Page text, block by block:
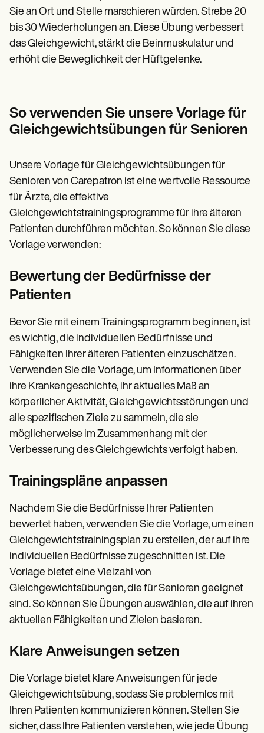
Sie an Ort und Stelle marschieren würden. Strebe 20
bis 30 Wiederholungen an. Diese Übung verbessert
das Gleichgewicht, stärkt die Beinmuskulatur und
erhöht die Beweglichkeit der Hüftgelenke.
So verwenden Sie unsere Vorlage für
Gleichgewichtsübungen für Senioren
Unsere Vorlage für Gleichgewichtsübungen für
Senioren von Carepatron ist eine wertvolle Ressource
für Ärzte, die effektive
Gleichgewichtstrainingsprogramme für ihre älteren
Patienten durchführen möchten. So können Sie diese
Vorlage verwenden:
Bewertung der Bedürfnisse der
Patienten
Bevor Sie mit einem Trainingsprogramm beginnen, ist
es wichtig, die individuellen Bedürfnisse und
Fähigkeiten Ihrer älteren Patienten einzuschätzen.
Verwenden Sie die Vorlage, um Informationen über
ihre Krankengeschichte, ihr aktuelles Maß an
körperlicher Aktivität, Gleichgewichtsstörungen und
alle spezifischen Ziele zu sammeln, die sie
möglicherweise im Zusammenhang mit der
Verbesserung des Gleichgewichts verfolgt haben.
Trainingspläne anpassen
Nachdem Sie die Bedürfnisse Ihrer Patienten
bewertet haben, verwenden Sie die Vorlage, um einen
Gleichgewichtstrainingsplan zu erstellen, der auf ihre
individuellen Bedürfnisse zugeschnitten ist. Die
Vorlage bietet eine Vielzahl von
Gleichgewichtsübungen, die für Senioren geeignet
sind. So können Sie Übungen auswählen, die auf ihren
aktuellen Fähigkeiten und Zielen basieren.
Klare Anweisungen setzen
Die Vorlage bietet klare Anweisungen für jede
Gleichgewichtsübung, sodass Sie problemlos mit
Ihren Patienten kommunizieren können. Stellen Sie
sicher, dass Ihre Patienten verstehen, wie jede Übung